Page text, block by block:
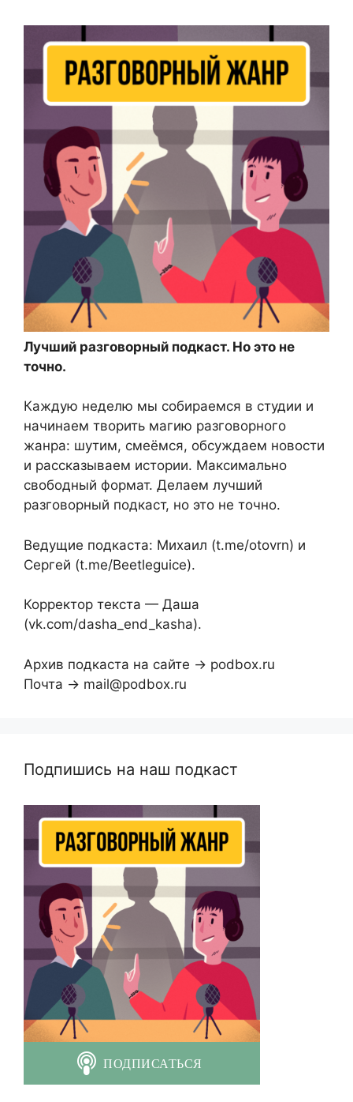
Лучший разговорный подкаст. Но это не
точно.
Каждую неделю мы собираемся в студии и
начинаем творить магию разговорного
жанра: шутим, смеёмся, обсуждаем новости
и рассказываем истории. Максимально
свободный формат. Делаем лучший
разговорный подкаст, но это не точно.
Ведущие подкаста: Михаил (t.me/otovrn) и
Сергей (t.me/Beetleguice).
Корректор текста — Даша
(vk.com/dasha_end_kasha).
Архив подкаста на сайте → podbox.ru
Почта → mail@podbox.ru
Подпишись на наш подкаст